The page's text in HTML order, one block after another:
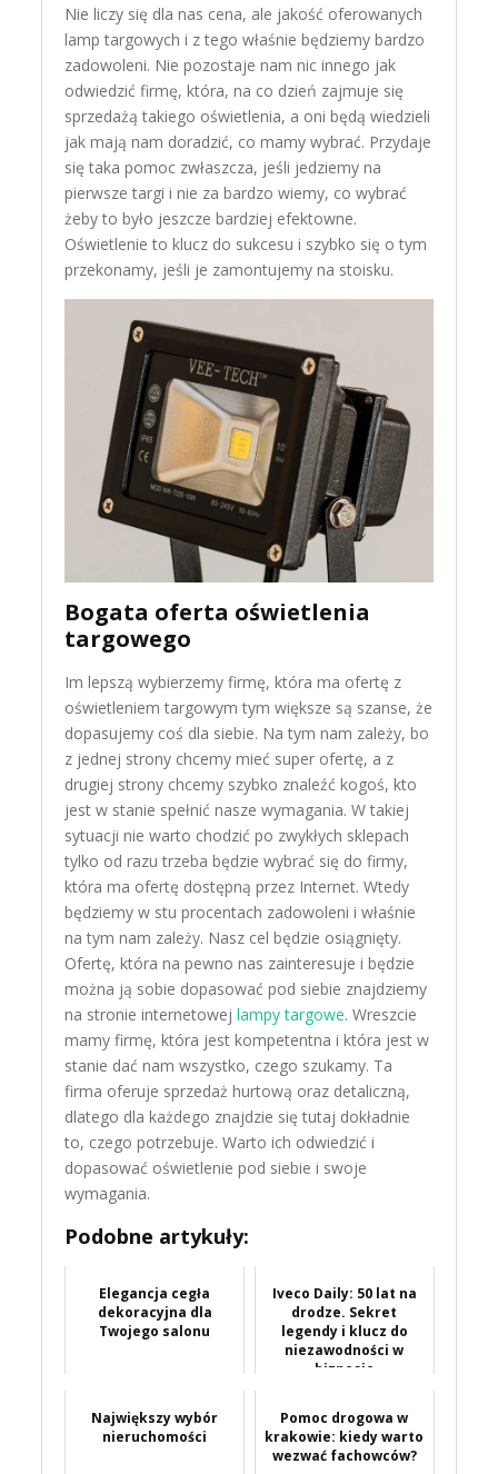
Nie liczy się dla nas cena, ale jakość oferowanych
lamp targowych i z tego właśnie będziemy bardzo
zadowoleni. Nie pozostaje nam nic innego jak
odwiedzić firmę, która, na co dzień zajmuje się
sprzedażą takiego oświetlenia, a oni będą wiedzieli
jak mają nam doradzić, co mamy wybrać. Przydaje
się taka pomoc zwłaszcza, jeśli jedziemy na
pierwsze targi i nie za bardzo wiemy, co wybrać
żeby to było jeszcze bardziej efektowne.
Oświetlenie to klucz do sukcesu i szybko się o tym
przekonamy, jeśli je zamontujemy na stoisku.
Bogata oferta oświetlenia
targowego
Im lepszą wybierzemy firmę, która ma ofertę z
oświetleniem targowym tym większe są szanse, że
dopasujemy coś dla siebie. Na tym nam zależy, bo
z jednej strony chcemy mieć super ofertę, a z
drugiej strony chcemy szybko znaleźć kogoś, kto
jest w stanie spełnić nasze wymagania. W takiej
sytuacji nie warto chodzić po zwykłych sklepach
tylko od razu trzeba będzie wybrać się do firmy,
która ma ofertę dostępną przez Internet. Wtedy
będziemy w stu procentach zadowoleni i właśnie
na tym nam zależy. Nasz cel będzie osiągnięty.
Ofertę, która na pewno nas zainteresuje i będzie
można ją sobie dopasować pod siebie znajdziemy
na stronie internetowejlampy targowe. Wreszcie
mamy firmę, która jest kompetentna i która jest w
stanie dać nam wszystko, czego szukamy. Ta
firma oferuje sprzedaż hurtową oraz detaliczną,
dlatego dla każdego znajdzie się tutaj dokładnie
to, czego potrzebuje. Warto ich odwiedzić i
dopasować oświetlenie pod siebie i swoje
wymagania.
Podobne artykuły:
Elegancja cegła
dekoracyjna dla
Twojego salonu
Iveco Daily: 50 lat na
drodze. Sekret
legendy i klucz do
niezawodności w
biznesie
Największy wybór
nieruchomości
Pomoc drogowa w
krakowie: kiedy warto
wezwać fachowców?